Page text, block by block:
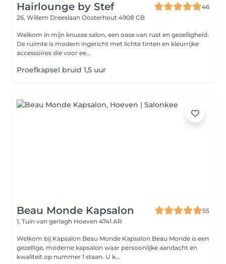
Hairlounge by Stef
46
26, Willem Dreeslaan Oosterhout 4908 CB
Welkom in mijn knusse salon, een oase van rust en gezelligheid.
De ruimte is modern ingericht met lichte tinten en kleurrijke
accessoires die voor ee...
Proefkapsel bruid 1,5 uur
Beau Monde Kapsalon
55
1, Tuin van gerlagh Hoeven 4741 AR
Welkom bij Kapsalon Beau Monde Kapsalon Beau Monde is een
gezellige, moderne kapsalon waar persoonlijke aandacht en
kwaliteit op nummer 1 staan. U k...